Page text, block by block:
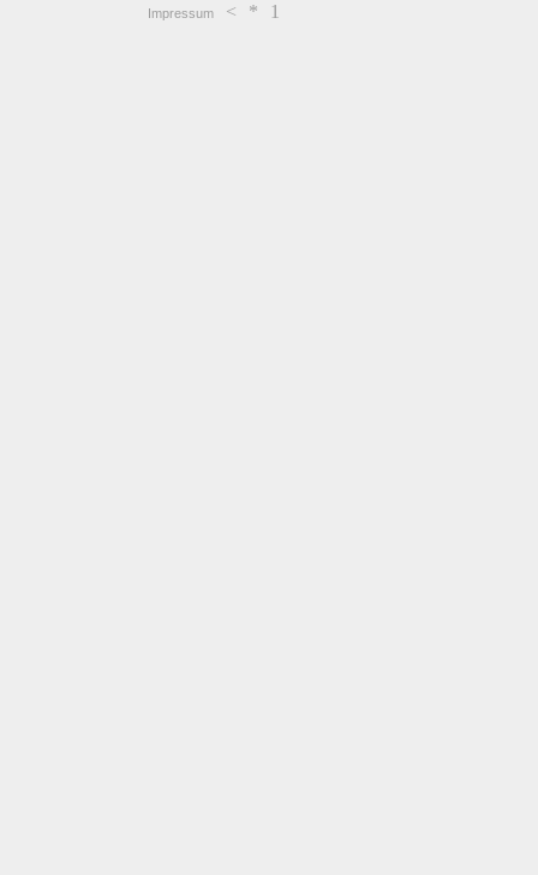
Impressum < * 1